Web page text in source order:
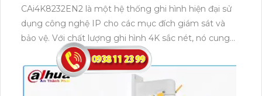
CAi4K8232EN2 là một hệ thống ghi hình hiện đại sử
dụng công nghệ IP cho các mục đích giám sát và
bảo vệ. Với chất lượng ghi hình 4K sắc nét, nó cung
cấp hình ảnh rõ nét và chi tiết. Thiết bị này có khả
năng kết nối với nhiều camera IP và hỗ trợ công
nghệ điện toán đám mây, cho phép người dùng xem